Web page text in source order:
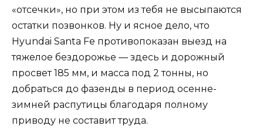
«отсечки», но при этом из тебя не высыпаются
остатки позвонков. Ну и ясное дело, что
Hyundai Santa Fe противопоказан выезд на
тяжелое бездорожье — здесь и дорожный
просвет 185 мм, и масса под 2 тонны, но
добраться до фазенды в период осенне-
зимней распутицы благодаря полному
приводу не составит труда.